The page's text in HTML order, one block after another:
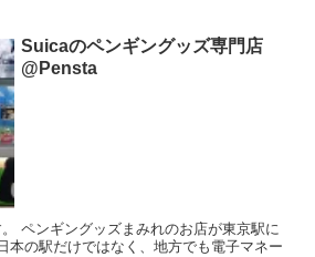
Suicaのペンギングッズ専門店
@Pensta
ペンギングッズまみれのお店が東京駅に
の駅だけではなく、地方でも電子マネー